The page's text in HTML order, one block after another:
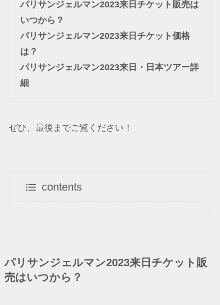
パリサンジェルマン2023来日チケット販売は
いつから？
パリサンジェルマン2023来日チケット価格
は？
パリサンジェルマン2023来日・日本ツアー詳
細
ぜひ、最後までご覧ください！
contents
パリサンジェルマン2023来日チケット販
売はいつから？